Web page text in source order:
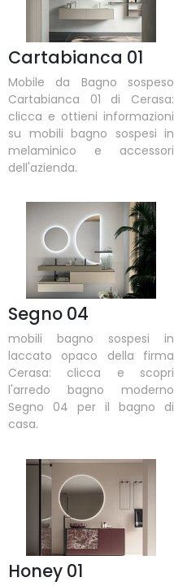
Cartabianca 01
Mobile da Bagno sospeso
Cartabianca 01 di Cerasa:
clicca e ottieni informazioni
su mobili bagno sospesi in
melaminico e accessori
dell'azienda.
Segno 04
mobili bagno sospesi in
laccato opaco della firma
Cerasa: clicca e scopri
l'arredo bagno moderno
Segno 04 per il bagno di
casa.
Honey 01